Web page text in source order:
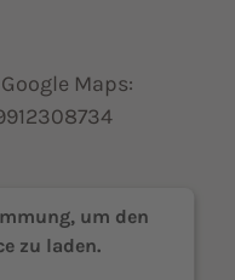
Maps:
um den
zu laden.